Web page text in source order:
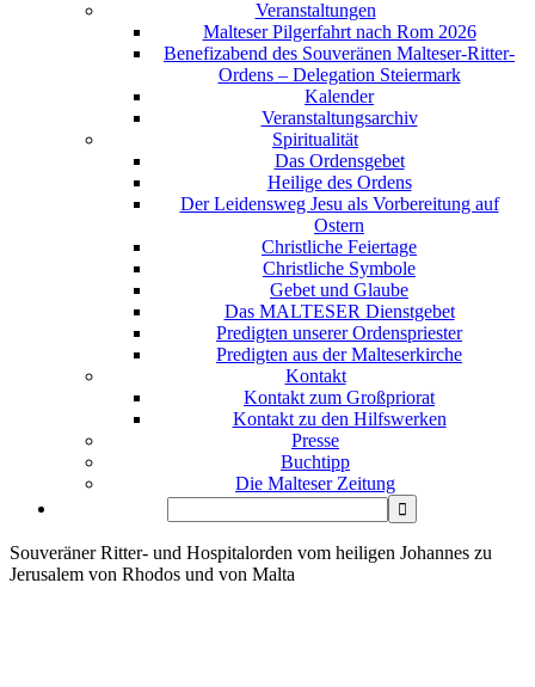
Veranstaltungen
Malteser Pilgerfahrt nach Rom 2026
Benefizabend des Souveränen Malteser-Ritter-
Ordens – Delegation Steiermark
Kalender
Veranstaltungsarchiv
Spiritualität
Das Ordensgebet
Heilige des Ordens
Der Leidensweg Jesu als Vorbereitung auf
Ostern
Christliche Feiertage
Christliche Symbole
Gebet und Glaube
Das MALTESER Dienstgebet
Predigten unserer Ordenspriester
Predigten aus der Malteserkirche
Kontakt
Kontakt zum Großpriorat
Kontakt zu den Hilfswerken
Presse
Buchtipp
Die Malteser Zeitung
Souveräner Ritter- und Hospitalorden vom heiligen Johannes zu
Jerusalem von Rhodos und von Malta